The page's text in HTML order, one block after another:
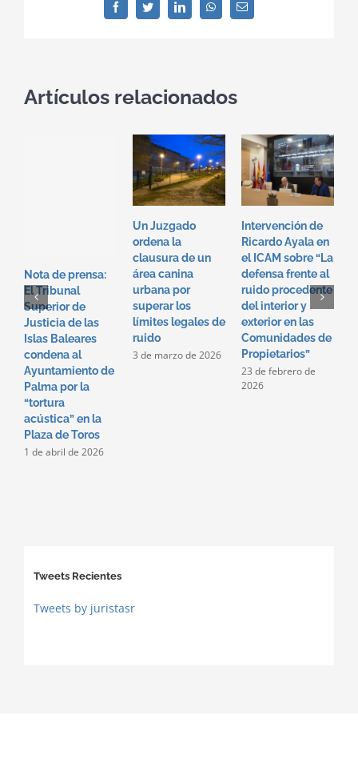
FacebookTwitterLinkedInWhatsAppCorreo
electrónico
Artículos relacionados
Nota de prensa:
El Tribunal
Superior de
Justicia de las
Islas Baleares
condena al
Ayuntamiento de
Palma por la
“tortura
acústica” en la
Plaza de Toros
1 de abril de 2026
Un Juzgado
ordena la
clausura de un
área canina
urbana por
superar los
límites legales de
ruido
3 de marzo de 2026
Intervención de
Ricardo Ayala en
el ICAM sobre “La
defensa frente al
ruido procedente
del interior y
exterior en las
Comunidades de
Propietarios”
23 de febrero de
2026
Tweets Recientes
Tweets by juristasr